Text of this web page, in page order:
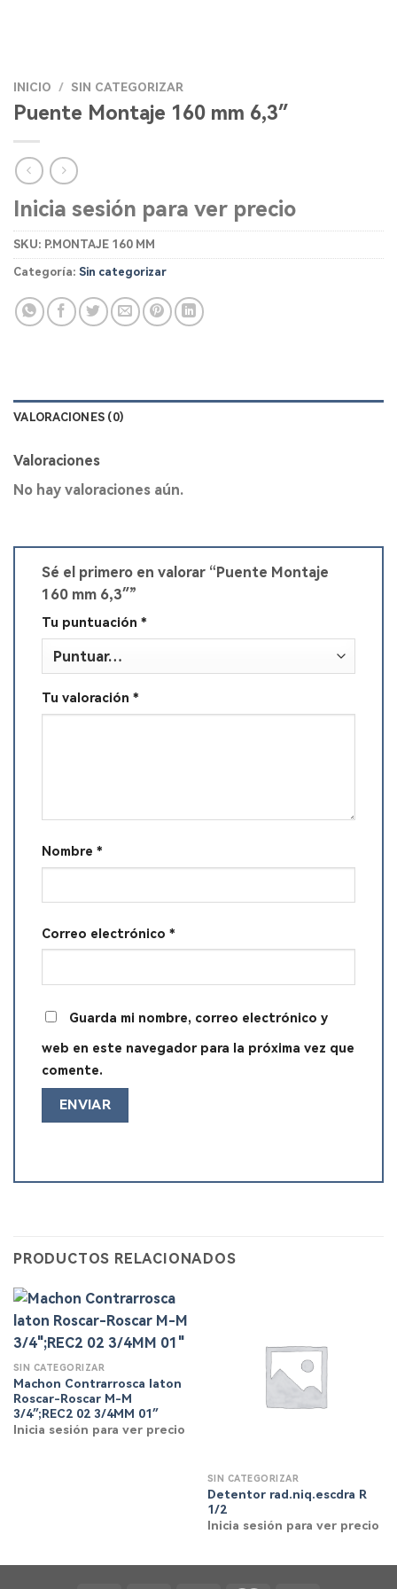
INICIO / SIN CATEGORIZAR
Puente Montaje 160 mm 6,3″
Inicia sesión para ver precio
SKU: P.MONTAJE 160 MM
Categoría: Sin categorizar
VALORACIONES (0)
Valoraciones
No hay valoraciones aún.
Sé el primero en valorar “Puente Montaje
160 mm 6,3″”
Tu puntuación *
Tu valoración *
Nombre *
Correo electrónico *
Guarda mi nombre, correo electrónico y
web en este navegador para la próxima vez que
comente.
PRODUCTOS RELACIONADOS
SIN CATEGORIZAR
Machon Contrarrosca laton
Roscar-Roscar M-M
3/4″;REC2 02 3/4MM 01″
Inicia sesión para ver precio
SIN CATEGORIZAR
Detentor rad.niq.escdra R
1/2
Inicia sesión para ver precio